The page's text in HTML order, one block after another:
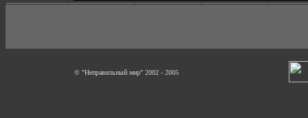
© "Неправильный мир" 2002 - 2005